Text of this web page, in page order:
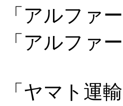
「アルファ
「アルファ
「ヤマト運